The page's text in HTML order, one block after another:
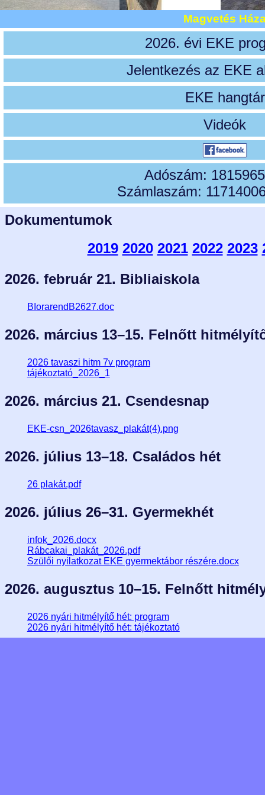
Magvetés
2026. évi EKE
Jelentkezés az EKE
EKE hangtár
Videók
Adószám:
Számlaszám:
Dokumentumok
2019 2020 2021 2022 2023
2026. február 21. Bibliaiskola
BIorarendB2627.doc
2026. március 13–15. Felnőtt
2026 tavaszi hitm 7v program
tájékoztató_2026_1
2026. március 21. Csendesnap
EKE-csn_2026tavasz_plakát(4).png
2026. július 13–18. Családos hét
26 plakát.pdf
2026. július 26–31. Gyermekhét
infok_2026.docx
Rábcakai_plakát_2026.pdf
Szülői nyilatkozat EKE gyermektábor részére.docx
2026. augusztus 10–15. Felnőtt
2026 nyári hitmélyítő hét: program
2026 nyári hitmélyítő hét: tájékoztató